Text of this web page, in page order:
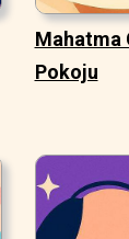
Mahatma
Pokoju